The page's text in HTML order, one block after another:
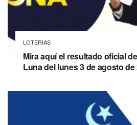
LOTERIAS
Mira aquí el resultado oficial
Luna del lunes 3 de agosto de